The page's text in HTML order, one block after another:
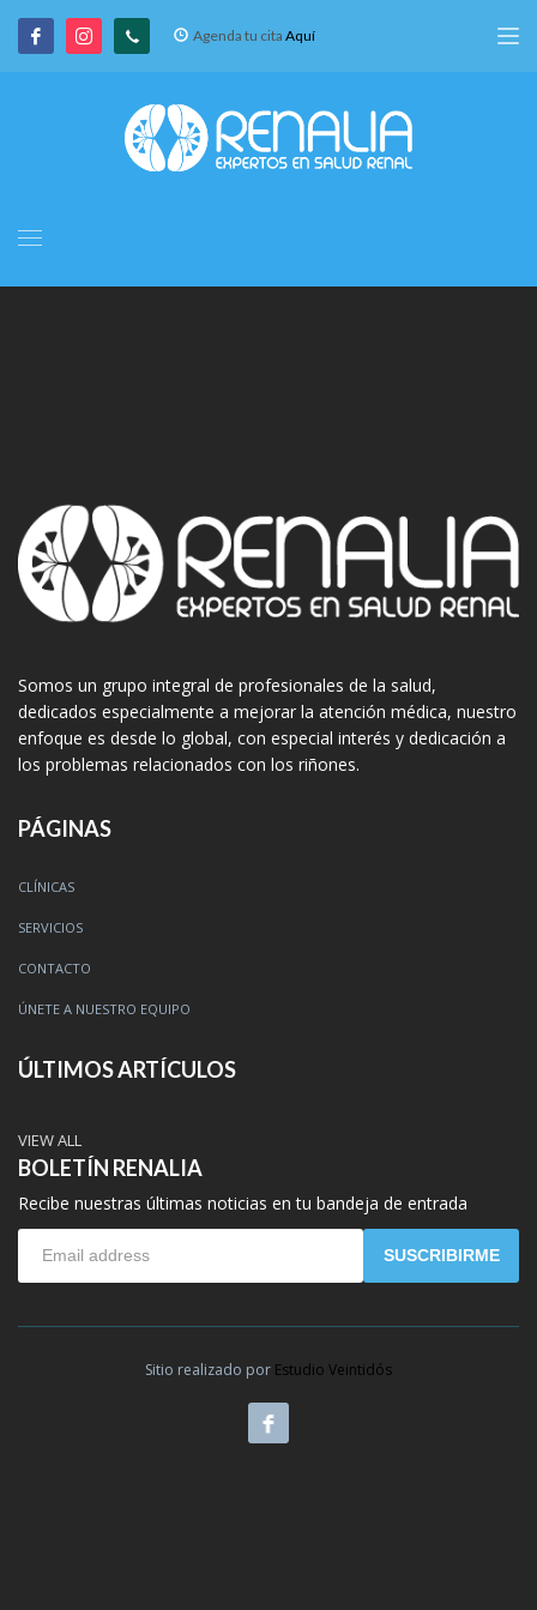
Agenda tu cita Aquí
Somos un grupo integral de profesionales de la salud,
dedicados especialmente a mejorar la atención médica, nuestro
enfoque es desde lo global, con especial interés y dedicación a
los problemas relacionados con los riñones.
PÁGINAS
CLÍNICAS
SERVICIOS
CONTACTO
ÚNETE A NUESTRO EQUIPO
ÚLTIMOS ARTÍCULOS
VIEW ALL
BOLETÍN RENALIA
Recibe nuestras últimas noticias en tu bandeja de entrada
SUSCRIBIRME
Sitio realizado por Estudio Veintidós